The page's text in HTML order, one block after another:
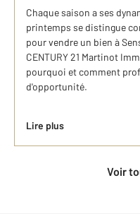
Chaque saison a ses
printemps se distingue
pour vendre un bien à
CENTURY 21 Martinot
pourquoi et comment
d'opportunité.
Lire plus
Voir